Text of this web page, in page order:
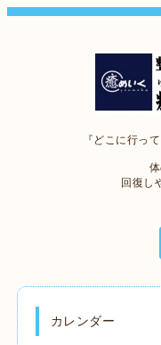
『どこに行っ
回復し
カレンダー